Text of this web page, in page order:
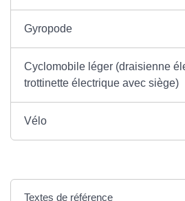
Gyropode
Cyclomobile léger (draisienne
trottinette électrique avec siège)
Vélo
Textes de référence